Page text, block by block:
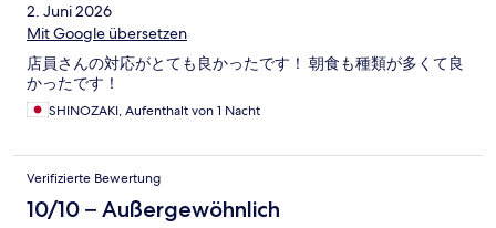
2. Juni 2026
Mit Google übersetzen
店員さんの対応がとても良かったです！ 朝食も種類が多くて良
かったです！
SHINOZAKI, Aufenthalt von 1 Nacht
Verifizierte Bewertung
10/10 – Außergewöhnlich